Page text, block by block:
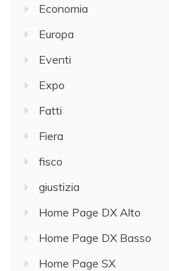
Economia
Europa
Eventi
Expo
Fatti
Fiera
fisco
giustizia
Home Page DX Alto
Home Page DX Basso
Home Page SX